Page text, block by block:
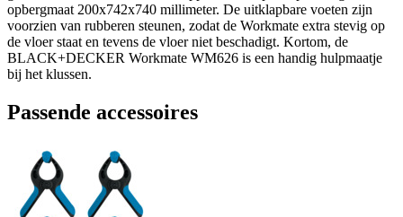
opbergmaat 200x742x740 millimeter. De uitklapbare voeten zijn
voorzien van rubberen steunen, zodat de Workmate extra stevig op
de vloer staat en tevens de vloer niet beschadigt. Kortom, de
BLACK+DECKER Workmate WM626 is een handig hulpmaatje
bij het klussen.
Passende accessoires